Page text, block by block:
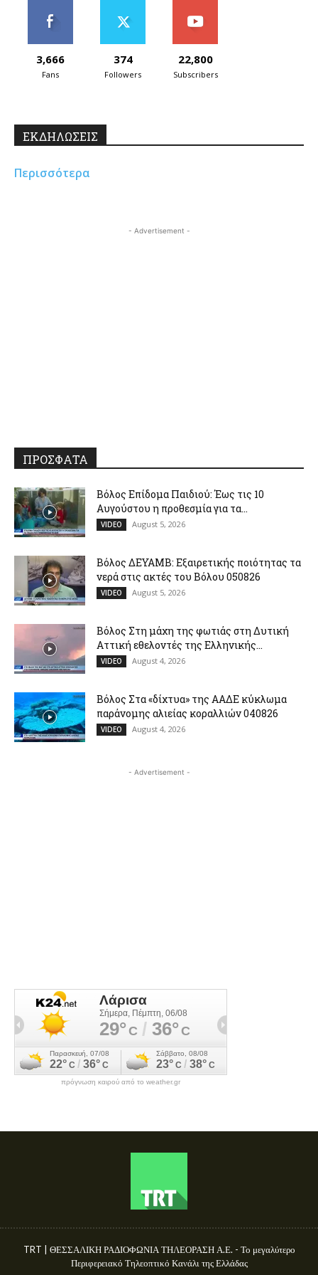
3,666
Fans
374
Followers
22,800
Subscribers
ΕΚΔΗΛΩΣΕΙΣ
Περισσότερα
- Advertisement -
ΠΡΟΣΦΑΤΑ
Βόλος Επίδομα Παιδιού: Έως τις 10
Αυγούστου η προθεσμία για τα...
VIDEO August 5, 2026
Βόλος ΔΕΥΑΜΒ: Εξαιρετικής ποιότητας τα
νερά στις ακτές του Βόλου 050826
VIDEO August 5, 2026
Βόλος Στη μάχη της φωτιάς στη Δυτική
Αττική εθελοντές της Ελληνικής...
VIDEO August 4, 2026
Βόλος Στα «δίχτυα» της ΑΑΔΕ κύκλωμα
παράνομης αλιείας κοραλλιών 040826
VIDEO August 4, 2026
- Advertisement -
πρόγνωση καιρού από το weather.gr
TRT | ΘΕΣΣΑΛΙΚΗ ΡΑΔΙΟΦΩΝΙΑ ΤΗΛΕΟΡΑΣΗ Α.Ε. - Το μεγαλύτερο
Περιφερειακό Τηλεοπτικό Κανάλι της Ελλάδας